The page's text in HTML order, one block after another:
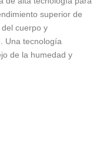
superior de
cuerpo y
Una tecnología
de la humedad y